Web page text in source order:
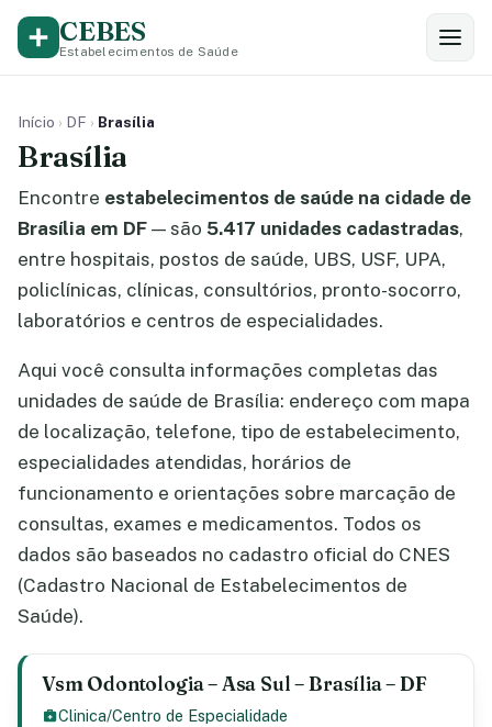
CEBES
Estabelecimentos de Saúde
Início › DF › Brasília
Brasília
Encontre estabelecimentos de saúde na cidade de
Brasília em DF — são 5.417 unidades cadastradas,
entre hospitais, postos de saúde, UBS, USF, UPA,
policlínicas, clínicas, consultórios, pronto-socorro,
laboratórios e centros de especialidades.
Aqui você consulta informações completas das
unidades de saúde de Brasília: endereço com mapa
de localização, telefone, tipo de estabelecimento,
especialidades atendidas, horários de
funcionamento e orientações sobre marcação de
consultas, exames e medicamentos. Todos os
dados são baseados no cadastro oficial do CNES
(Cadastro Nacional de Estabelecimentos de
Saúde).
Vsm Odontologia – Asa Sul – Brasília – DF
Clinica/Centro de Especialidade